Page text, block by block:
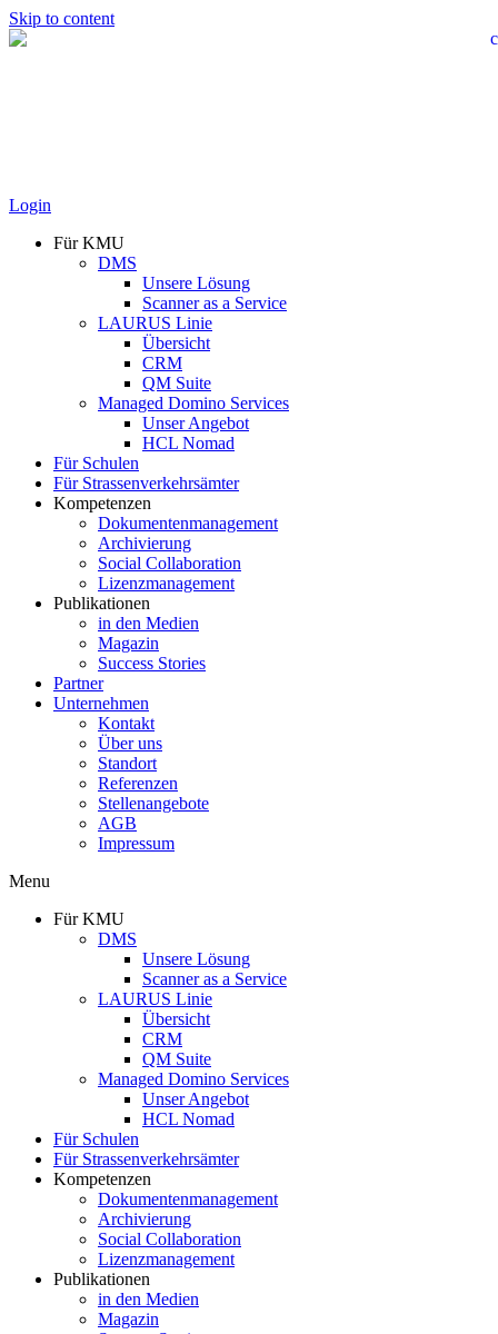
Skip to content
Login
Für KMU
DMS
Unsere Lösung
Scanner as a Service
LAURUS Linie
Übersicht
CRM
QM Suite
Managed Domino Services
Unser Angebot
HCL Nomad
Für Schulen
Für Strassenverkehrsämter
Kompetenzen
Dokumentenmanagement
Archivierung
Social Collaboration
Lizenzmanagement
Publikationen
in den Medien
Magazin
Success Stories
Partner
Unternehmen
Kontakt
Über uns
Standort
Referenzen
Stellenangebote
AGB
Impressum
Menu
Für KMU
DMS
Unsere Lösung
Scanner as a Service
LAURUS Linie
Übersicht
CRM
QM Suite
Managed Domino Services
Unser Angebot
HCL Nomad
Für Schulen
Für Strassenverkehrsämter
Kompetenzen
Dokumentenmanagement
Archivierung
Social Collaboration
Lizenzmanagement
Publikationen
in den Medien
Magazin